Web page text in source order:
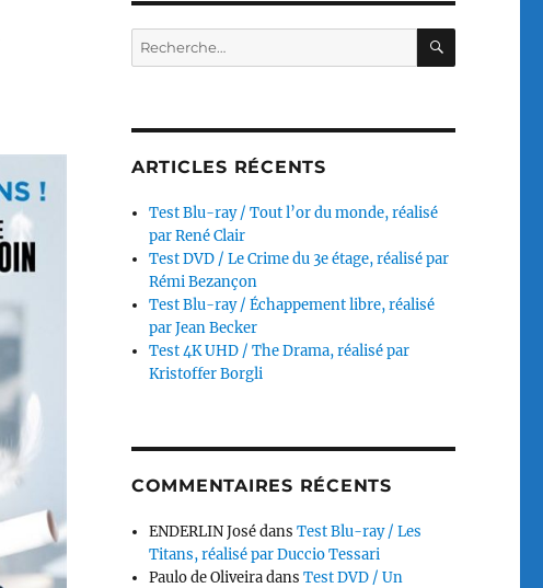
Recherche
pour :
ARTICLES RÉCENTS
Test Blu-ray / Tout l’or du monde, réalisé
par René Clair
Test DVD / Le Crime du 3e étage, réalisé par
Rémi Bezançon
Test Blu-ray / Échappement libre, réalisé
par Jean Becker
Test 4K UHD / The Drama, réalisé par
Kristoffer Borgli
COMMENTAIRES RÉCENTS
ENDERLIN JosédansTest Blu-ray / Les
Titans, réalisé par Duccio Tessari
Paulo de OliveiradansTest DVD / Un